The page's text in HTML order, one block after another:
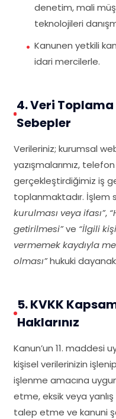
denetim, mali
teknolojileri
Kanunen yetkili
idari mercilerle.
4. Veri
Sebepler
Verileriniz; kurumsal
yazışmalarımız,
gerçekleştirdiğimiz iş
toplanmaktadır. İşlem
kurulması veya ifası”,
getirilmesi”ve “İlgili
vermemek kaydıyla
olması”hukuki
5. KVKK
Haklarınız
Kanun’un 11. maddesi
kişisel verilerinizin
işlenme amacına uygun
etme, eksik veya
talep etme ve kanuni